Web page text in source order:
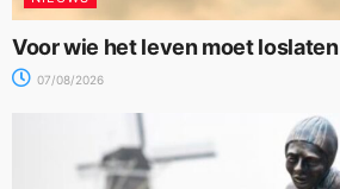
Voor wie het leven moet loslaten
07/08/2026